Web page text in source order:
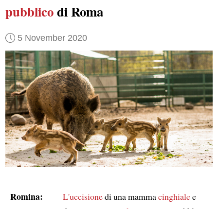
pubblicodi Roma
5 November 2020
Romina: L'uccisionedi una mammacinghialee